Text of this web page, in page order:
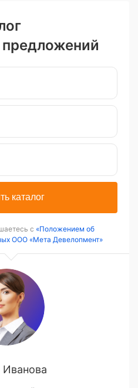
каталог
с «Положением об
ООО «Мета Девелопмент»